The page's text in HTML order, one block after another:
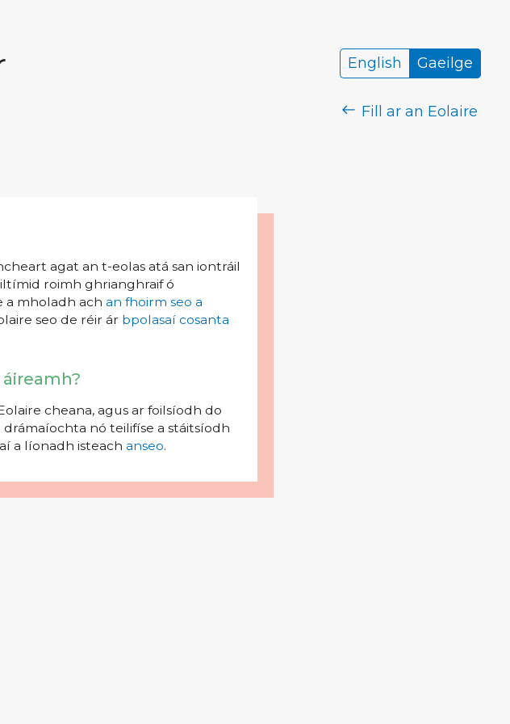
English Gaeilge
Fill ar an Eolaire
agat an t-eolas atá san iontráil
roimh ghrianghraif ó
a mholadh ach an fhoirm seo a
seo de réir ár bpolasaí cosanta
cheana, agus ar foilsíodh do
nó teilifíse a stáitsíodh
a líonadh isteach anseo.